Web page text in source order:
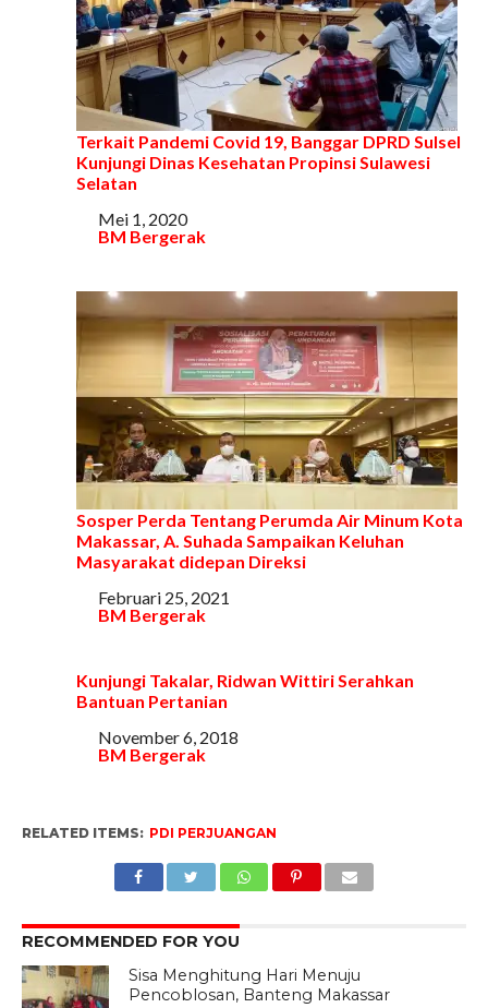
Terkait Pandemi Covid 19, Banggar DPRD Sulsel
Kunjungi Dinas Kesehatan Propinsi Sulawesi
Selatan
Tanggal
Mei 1, 2020
Sehubungan dengan
BM Bergerak
Sosper Perda Tentang Perumda Air Minum Kota
Makassar, A. Suhada Sampaikan Keluhan
Masyarakat didepan Direksi
Tanggal
Februari 25, 2021
Sehubungan dengan
BM Bergerak
Kunjungi Takalar, Ridwan Wittiri Serahkan
Bantuan Pertanian
Tanggal
November 6, 2018
Sehubungan dengan
BM Bergerak
RELATED ITEMS: PDI PERJUANGAN
RECOMMENDED FOR YOU
Sisa Menghitung Hari Menuju
Pencoblosan, Banteng Makassar